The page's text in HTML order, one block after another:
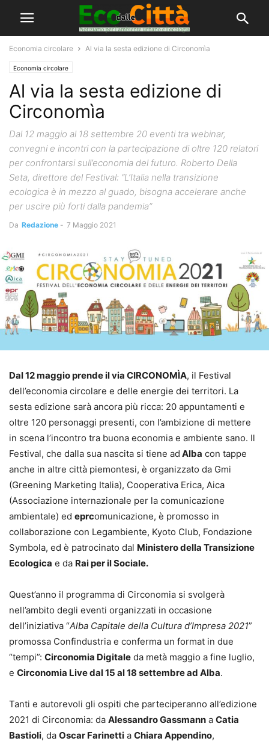
Economia circolare Al via la sesta edizione di Circonomìa
Economia circolare
Al via la sesta edizione di
Circonomìa
Dal 12 maggio al 18 settembre 20 eventi tra webinar,
convegni e incontri con la partecipazione di oltre 120 relatori
per confrontarsi sull’economia del futuro. Roberto Della
Seta, direttore del Festival: “L’Italia nella transizione
ecologica è in mezzo al guado, bisogna accelerare anche
per uscire più forti dalla pandemia”
Da Redazione - 7 Maggio 2021
Dal 12 maggio prende il via CIRCONOMÌA, il Festival
dell’economia circolare e delle energie dei territori. La
sesta edizione sarà ancora più ricca: 20 appuntamenti e
oltre 120 personaggi presenti, con l’ambizione di mettere
in scena l’incontro tra buona economia e ambiente sano. Il
Festival, che dalla sua nascita si tiene ad Alba con tappe
anche in altre città piemontesi, è organizzato da Gmi
(Greening Marketing Italia), Cooperativa Erica, Aica
(Associazione internazionale per la comunicazione
ambientale) ed eprcomunicazione, è promosso in
collaborazione con Legambiente, Kyoto Club, Fondazione
Symbola, ed è patrocinato dal Ministero della Transizione
Ecologica e da Rai per il Sociale.
Quest’anno il programma di Circonomia si svolgerà
nell’ambito degli eventi organizzati in occasione
dell’iniziativa “Alba Capitale della Cultura d’Impresa 2021”
promossa Confindustria e conferma un format in due
“tempi”: Circonomia Digitale da metà maggio a fine luglio,
e Circonomia Live dal 15 al 18 settembre ad Alba.
Tanti e autorevoli gli ospiti che parteciperanno all’edizione
2021 di Circonomia: da Alessandro Gassmann a Catia
Bastioli, da Oscar Farinetti a Chiara Appendino,